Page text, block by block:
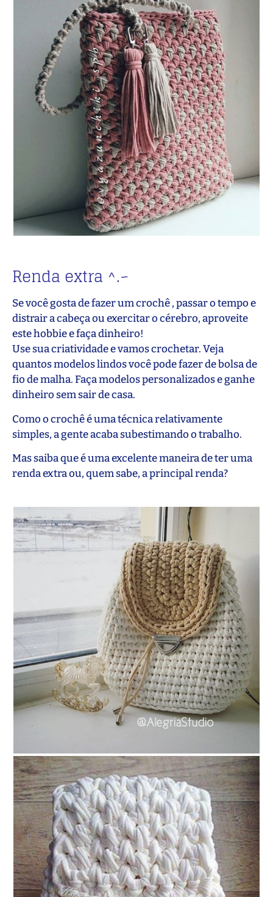
Renda extra ^.~
Se você gosta de fazer um crochê , passar o tempo e
distrair a cabeça ou exercitar o cérebro, aproveite
este hobbie e faça dinheiro!
Use sua criatividade e vamos crochetar. Veja
quantos modelos lindos você pode fazer de bolsa de
fio de malha. Faça modelos personalizados e ganhe
dinheiro sem sair de casa.
Como o crochê é uma técnica relativamente
simples, a gente acaba subestimando o trabalho.
Mas saiba que é uma excelente maneira de ter uma
renda extra ou, quem sabe, a principal renda?